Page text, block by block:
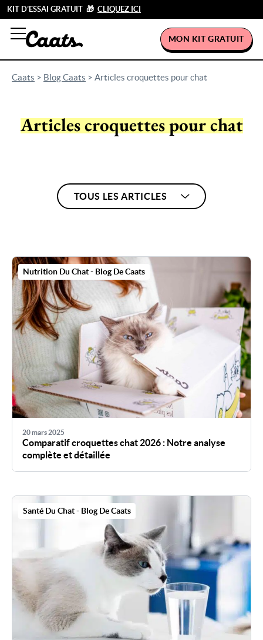
KIT D’ESSAI GRATUIT 🎁 CLIQUEZ ICI
MON KIT GRATUIT
Caats > Blog Caats > Articles croquettes pour chat
Articles croquettes pour chat
TOUS LES ARTICLES
Nutrition Du Chat - Blog De Caats
20 mars 2025
Comparatif croquettes chat 2026 : Notre analyse
complète et détaillée
Santé Du Chat - Blog De Caats